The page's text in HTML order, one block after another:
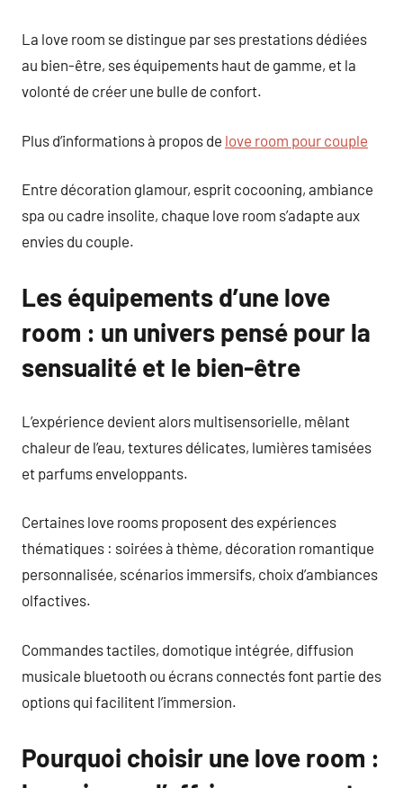
La love room se distingue par ses prestations dédiées
au bien-être, ses équipements haut de gamme, et la
volonté de créer une bulle de confort.
Plus d’informations à propos de love room pour couple
Entre décoration glamour, esprit cocooning, ambiance
spa ou cadre insolite, chaque love room s’adapte aux
envies du couple.
Les équipements d’une love
room : un univers pensé pour la
sensualité et le bien-être
L’expérience devient alors multisensorielle, mêlant
chaleur de l’eau, textures délicates, lumières tamisées
et parfums enveloppants.
Certaines love rooms proposent des expériences
thématiques : soirées à thème, décoration romantique
personnalisée, scénarios immersifs, choix d’ambiances
olfactives.
Commandes tactiles, domotique intégrée, diffusion
musicale bluetooth ou écrans connectés font partie des
options qui facilitent l’immersion.
Pourquoi choisir une love room :